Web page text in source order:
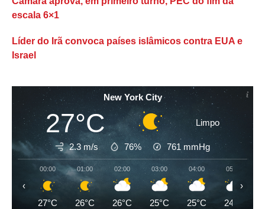
escala 6×1
Líder do Irã convoca países islâmicos contra EUA e
Israel
New York City
27°C Limpo
2.3 m/s 76% 761 mmHg
00:00
27°C
01:00
26°C
02:00
26°C
03:00
25°C
04:00
25°C
05:00
24°C
‹ ›